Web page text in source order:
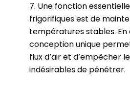
Une fonction
frigorifiques est de
températures stables.
conception unique
flux d’air et d’empêcher
indésirables de pénétrer.